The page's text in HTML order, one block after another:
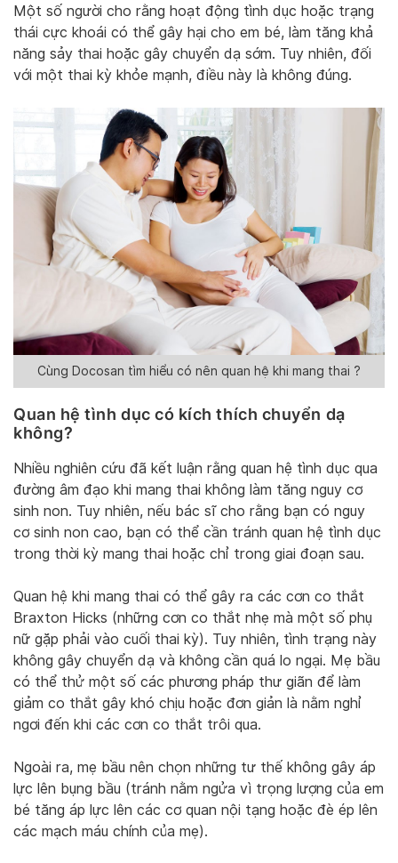
Một số người cho rằng hoạt động tình dục hoặc trạng
thái cực khoái có thể gây hại cho em bé, làm tăng khả
năng sảy thai hoặc gây chuyển dạ sớm. Tuy nhiên, đối
với một thai kỳ khỏe mạnh, điều này là không đúng.
Cùng Docosan tìm hiểu có nên quan hệ khi mang thai ?
Quan hệ tình dục có kích thích chuyển dạ
không?
Nhiều nghiên cứu đã kết luận rằng quan hệ tình dục qua
đường âm đạo khi mang thai không làm tăng nguy cơ
sinh non. Tuy nhiên, nếu bác sĩ cho rằng bạn có nguy
cơ sinh non cao, bạn có thể cần tránh quan hệ tình dục
trong thời kỳ mang thai hoặc chỉ trong giai đoạn sau.
Quan hệ khi mang thai có thể gây ra các cơn co thắt
Braxton Hicks (những cơn co thắt nhẹ mà một số phụ
nữ gặp phải vào cuối thai kỳ). Tuy nhiên, tình trạng này
không gây chuyển dạ và không cần quá lo ngại. Mẹ bầu
có thể thử một số các phương pháp thư giãn để làm
giảm co thắt gây khó chịu hoặc đơn giản là nằm nghỉ
ngơi đến khi các cơn co thắt trôi qua.
Ngoài ra, mẹ bầu nên chọn những tư thế không gây áp
lực lên bụng bầu (tránh nằm ngửa vì trọng lượng của em
bé tăng áp lực lên các cơ quan nội tạng hoặc đè ép lên
các mạch máu chính của mẹ).